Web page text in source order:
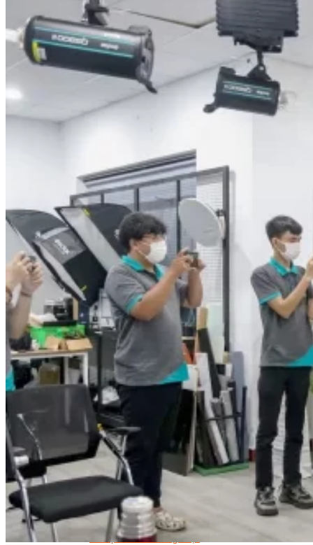
Bí Quyết Kinh Doanh Và Vận Hành Mô Hình Bánh
Chuyên Đề Bếp Bánh
Video Dạy Làm Bánh
Quản Trị NHKS
Quản Trị Nhà Hàng Khách Sạn Quốc Tế
Nghiệp Vụ Quản Lý NH-KS
Quản Lý Nhà Hàng Chuyên Nghiệp
Quản Lý Khách Sạn Chuyên Nghiệp
Nghiệp Vụ Quản Lý Nhà Hàng
Nghiệp Vụ Lễ Tân Chuyên Nghiệp
Tiếng Anh Nhà Hàng Khách Sạn
Khởi Sự Kinh Doanh Khách Sạn
Khởi Sự Kinh Doanh Nhà Hàng
Khởi Sự Kinh Doanh Khách Sạn Mini – Homestay –
AirBnB
Kiến Thức & Kỹ Năng Ngành NH – KS
Marketing
Digital Marketing
Giám Đốc Digital Marketing
Chuyên Viên Social Media
Tiktok Marketing – Tiktok Ads
Thương Mại Điện Tử – Kinh Doanh Thực
Chiến Trên Shopee
Facebook Marketing
Search Engine Optimization (SEO)
Quản Trị Fanpage
Facebook Ads
Google Ads
Content Marketing Đa Kênh
Digital Marketing Foundation
Bán Hàng Đa Kênh
Adobe Photoshop – Illustrator
Marketing Online Ngành F&B
Marketing Online Ngành Chăm Sóc Sắc Đẹp
Chuyên Đề Digital Marketing
Media Production
Chuyên Viên Tổ Chức Sự Kiện
Truyền Thông Đa Phương Tiện
Media Production
Nhiếp Ảnh Thương Mại